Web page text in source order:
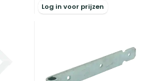
Log in voor prijzen